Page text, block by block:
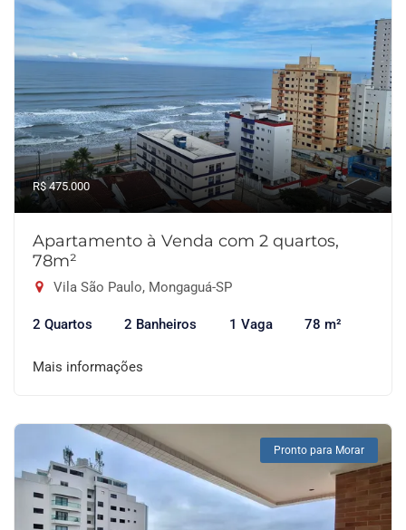
R$ 475.000
Apartamento à Venda com 2 quartos,
78m²
Vila São Paulo, Mongaguá-SP
2 Quartos 2 Banheiros 1 Vaga 78 m²
Mais informações
Pronto para Morar